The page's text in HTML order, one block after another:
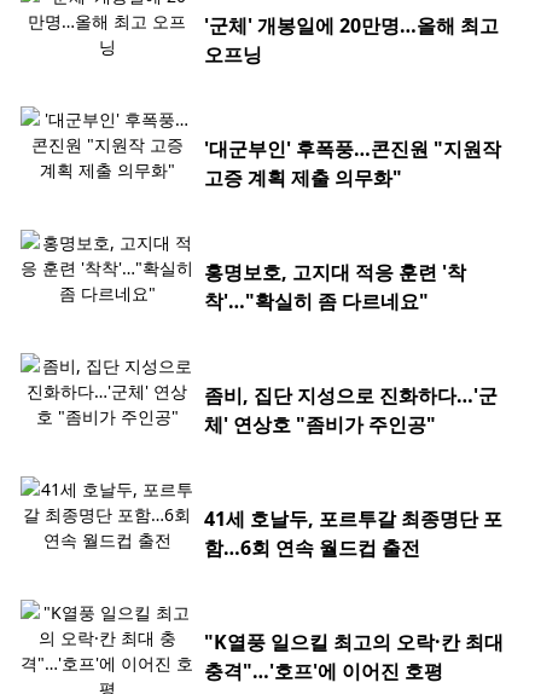
'군체' 개봉일에 20만명…올해 최고
오프닝
'대군부인' 후폭풍…콘진원 "지원작
고증 계획 제출 의무화"
홍명보호, 고지대 적응 훈련 '착
착'…"확실히 좀 다르네요"
좀비, 집단 지성으로 진화하다…'군
체' 연상호 "좀비가 주인공"
41세 호날두, 포르투갈 최종명단 포
함…6회 연속 월드컵 출전
"K열풍 일으킬 최고의 오락·칸 최대
충격"…'호프'에 이어진 호평